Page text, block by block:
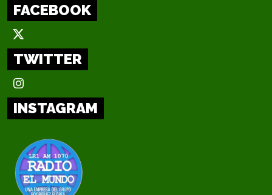
FACEBOOK
TWITTER
INSTAGRAM